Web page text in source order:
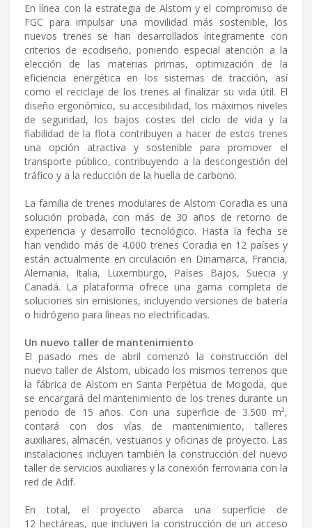
En línea con la estrategia de Alstom y el compromiso de
FGC para impulsar una movilidad más sostenible, los
nuevos trenes se han desarrollados íntegramente con
criterios de ecodiseño, poniendo especial atención a la
elección de las materias primas, optimización de la
eficiencia energética en los sistemas de tracción, así
como el reciclaje de los trenes al finalizar su vida útil. El
diseño ergonómico, su accesibilidad, los máximos niveles
de seguridad, los bajos costes del ciclo de vida y la
fiabilidad de la flota contribuyen a hacer de estos trenes
una opción atractiva y sostenible para promover el
transporte público, contribuyendo a la descongestión del
tráfico y a la reducción de la huella de carbono.
La familia de trenes modulares de Alstom Coradia es una
solución probada, con más de 30 años de retorno de
experiencia y desarrollo tecnológico. Hasta la fecha se
han vendido más de 4.000 trenes Coradia en 12 países y
están actualmente en circulación en Dinamarca, Francia,
Alemania, Italia, Luxemburgo, Países Bajos, Suecia y
Canadá. La plataforma ofrece una gama completa de
soluciones sin emisiones, incluyendo versiones de batería
o hidrógeno para líneas no electrificadas.
Un nuevo taller de mantenimiento
El pasado mes de abril comenzó la construcción del
nuevo taller de Alstom, ubicado los mismos terrenos que
la fábrica de Alstom en Santa Perpètua de Mogoda, que
se encargará del mantenimiento de los trenes durante un
periodo de 15 años. Con una superficie de 3.500 m²,
contará con dos vías de mantenimiento, talleres
auxiliares, almacén, vestuarios y oficinas de proyecto. Las
instalaciones incluyen también la construcción del nuevo
taller de servicios auxiliares y la conexión ferroviaria con la
red de Adif.
En total, el proyecto abarca una superficie de
12 hectáreas, que incluyen la construcción de un acceso